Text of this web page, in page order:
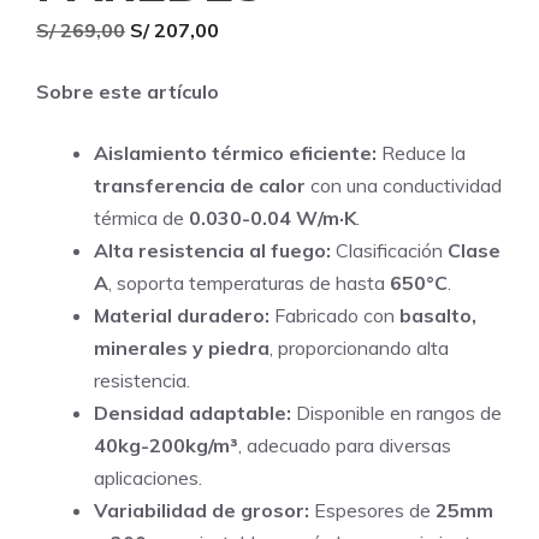
S/269,00 El
original
S/ 269,00.
S/207,00
S/ 207,00.
Sobre este artículo
Aislamiento térmico eficiente: Reduce la
transferencia de calor con una conductividad
térmica de 0.030-0.04 W/m·K.
Alta resistencia al fuego: Clasificación Clase
A, soporta temperaturas de hasta 650°C.
Material duradero: Fabricado con basalto,
minerales y piedra, proporcionando alta
resistencia.
Densidad adaptable: Disponible en rangos de
40kg-200kg/m³, adecuado para diversas
aplicaciones.
Variabilidad de grosor: Espesores de 25mm